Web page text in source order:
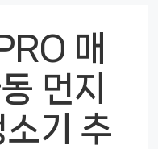
매
먼지
기 추